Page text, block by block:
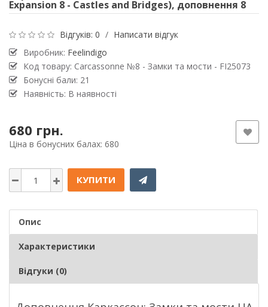
Expansion 8 - Castles and Bridges), доповнення 8
Відгуків: 0 / Написати відгук
Виробник: Feelindigo
Код товару: Carcassonne №8 - Замки та мости - FI25073
Бонусні бали: 21
Наявність: В наявності
680 грн.
Ціна в бонусних балах: 680
КУПИТИ
Опис
Характеристики
Відгуки (0)